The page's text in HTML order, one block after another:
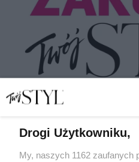
Drogi Użytkowniku,
My, naszych 1162 zaufanych